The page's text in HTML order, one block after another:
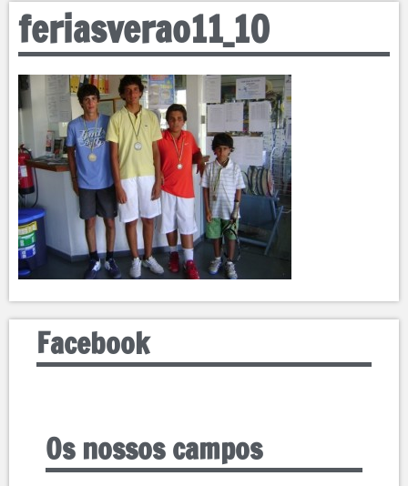
feriasverao11_10
Facebook
Os nossos campos